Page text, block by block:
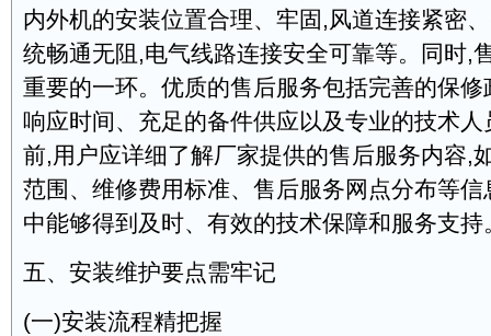
内外机的安装位置合理、牢固,风道连接紧密
统畅通无阻,电气线路连接安全可靠等。同时,
重要的一环。优质的售后服务包括完善的保
响应时间、充足的备件供应以及专业的技术
前,用户应详细了解厂家提供的售后服务内容,
范围、维修费用标准、售后服务网点分布等
中能够得到及时、有效的技术保障和服务支持
五、安装维护要点需牢记
(一)安装流程精把握